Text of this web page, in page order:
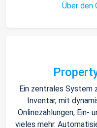
Über den
Ein zentrales System
Inventar, mit
Onlinezahlungen, Ein-
vieles mehr.